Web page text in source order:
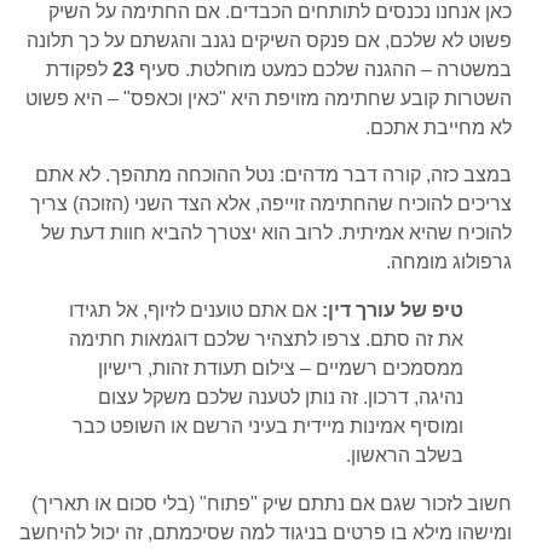
כאן אנחנו נכנסים לתותחים הכבדים. אם החתימה על השיק
פשוט לא שלכם, אם פנקס השיקים נגנב והגשתם על כך תלונה
במשטרה – ההגנה שלכם כמעט מוחלטת. סעיף 23 לפקודת
השטרות קובע שחתימה מזויפת היא "כאין וכאפס" – היא פשוט
לא מחייבת אתכם.
במצב כזה, קורה דבר מדהים: נטל ההוכחה מתהפך. לא אתם
צריכים להוכיח שהחתימה זוייפה, אלא הצד השני (הזוכה) צריך
להוכיח שהיא אמיתית. לרוב הוא יצטרך להביא חוות דעת של
גרפולוג מומחה.
טיפ של עורך דין: אם אתם טוענים לזיוף, אל תגידו
את זה סתם. צרפו לתצהיר שלכם דוגמאות חתימה
ממסמכים רשמיים – צילום תעודת זהות, רישיון
נהיגה, דרכון. זה נותן לטענה שלכם משקל עצום
ומוסיף אמינות מיידית בעיני הרשם או השופט כבר
בשלב הראשון.
חשוב לזכור שגם אם נתתם שיק "פתוח" (בלי סכום או תאריך)
ומישהו מילא בו פרטים בניגוד למה שסיכמתם, זה יכול להיחשב